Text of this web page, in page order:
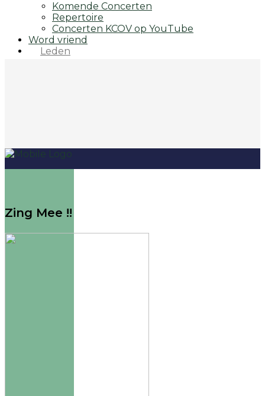
Komende Concerten
Repertoire
Concerten KCOV op YouTube
Word vriend
Leden
Zing Mee !!